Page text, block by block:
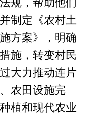
规，帮助他们
制定《农村土
方案》，明确
施，转变村民
大力推动连片
农田设施完
植和现代农业